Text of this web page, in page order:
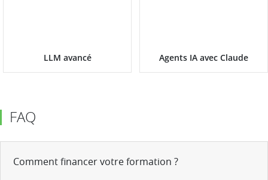
LLM avancé Agents IA avec Claude
FAQ
Comment financer votre formation ?